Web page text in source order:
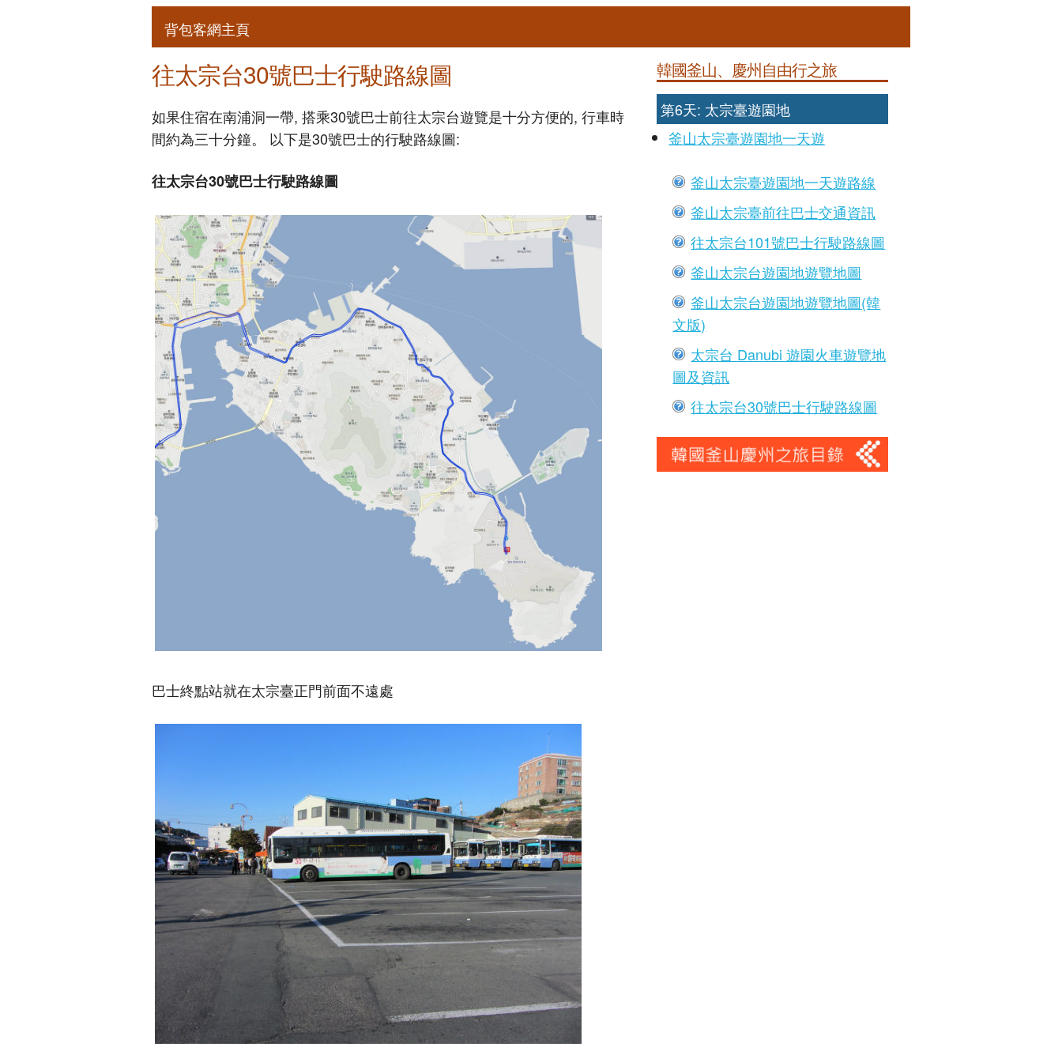
背包客網主頁
往太宗台30號巴士行駛路線圖
如果住宿在南浦洞一帶, 搭乘30號巴士前往太宗台遊覽是十分方便的, 行車時
間約為三十分鐘。 以下是30號巴士的行駛路線圖:
往太宗台30號巴士行駛路線圖
巴士終點站就在太宗臺正門前面不遠處
韓國釜山、慶州自由行之旅
第6天: 太宗臺遊園地
釜山太宗臺遊園地一天遊
釜山太宗臺遊園地一天遊路線
釜山太宗臺前往巴士交通資訊
往太宗台101號巴士行駛路線圖
釜山太宗台遊園地遊覽地圖
釜山太宗台遊園地遊覽地圖(韓
文版)
太宗台 Danubi 遊園火車遊覽地
圖及資訊
往太宗台30號巴士行駛路線圖